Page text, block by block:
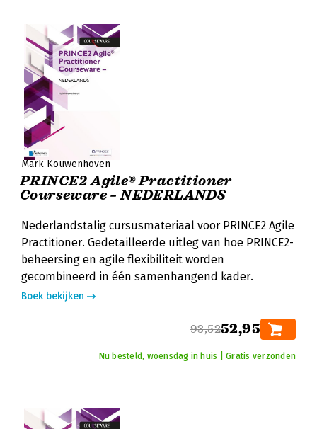
Mark Kouwenhoven
PRINCE2 Agile® Practitioner
Courseware – NEDERLANDS
Nederlandstalig cursusmateriaal voor PRINCE2 Agile
Practitioner. Gedetailleerde uitleg van hoe PRINCE2-
beheersing en agile flexibiliteit worden
gecombineerd in één samenhangend kader.
Boek bekijken
93,5252,95
Nu besteld, woensdag in huis | Gratis verzonden